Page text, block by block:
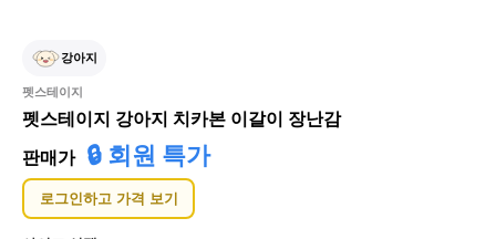
강아지
펫스테이지
펫스테이지 강아지 치카본 이갈이 장난감
판매가 🔒 회원 특가
로그인하고 가격 보기